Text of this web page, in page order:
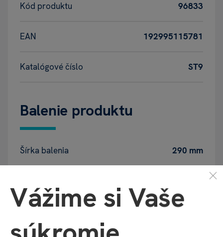
Kód produktu 96833
EAN 192995115781
Katalógové číslo ST9
Balenie produktu
Šírka balenia 290 mm
360 mm
Vážime si Vaše